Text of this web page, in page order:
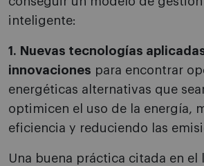
inteligente:
1. Nuevas tecnologías
innovaciones para encontrar
energéticas alternativas que
optimicen el uso de la energía,
eficiencia y reduciendo las
Una buena práctica citada en el